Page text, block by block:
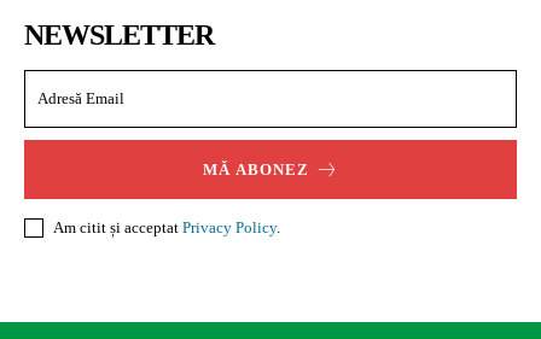
NEWSLETTER
MĂ ABONEZ
Am citit și acceptat Privacy Policy.